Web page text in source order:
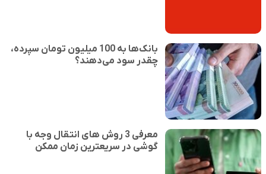
بانک‌ها به 100 میلیون تومان سپرده،
چقدر سود می‌دهند؟
معرفی 3 روش های انتقال وجه با
گوشی در سریعترین زمان ممکن